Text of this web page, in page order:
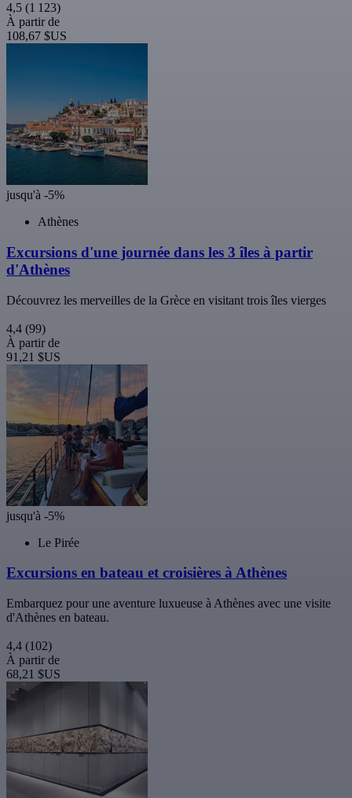
4,5 (1 123)
À partir de
108,67 $US
jusqu'à -5%
Athènes
Excursions d'une journée dans les 3 îles à partir
d'Athènes
Découvrez les merveilles de la Grèce en visitant trois îles vierges
4,4 (99)
À partir de
91,21 $US
jusqu'à -5%
Le Pirée
Excursions en bateau et croisières à Athènes
Embarquez pour une aventure luxueuse à Athènes avec une visite
d'Athènes en bateau.
4,4 (102)
À partir de
68,21 $US